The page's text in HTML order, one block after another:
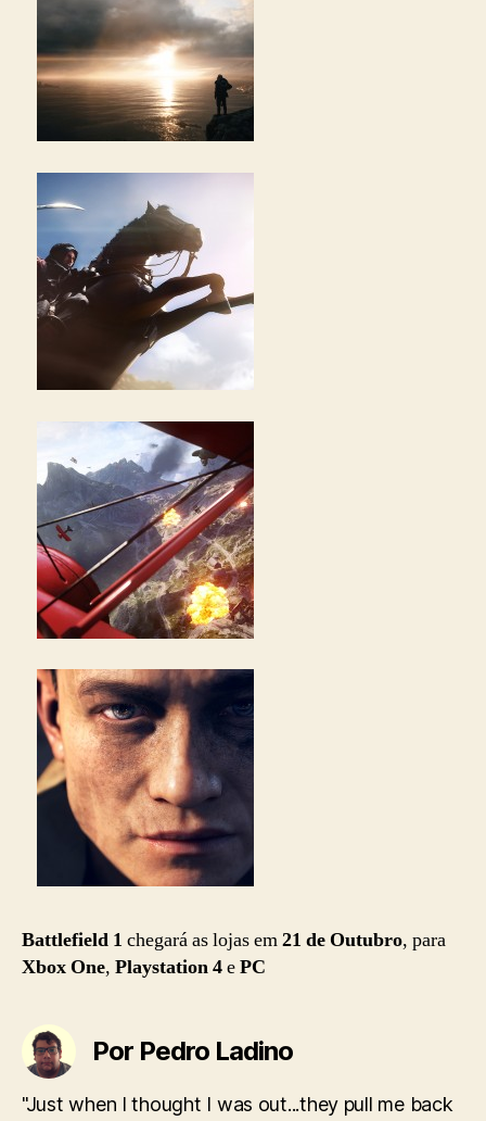
Battlefield 1 chegará as lojas em21 de Outubro, para
Xbox One, Playstation 4ePC
Por Pedro Ladino
"Just when I thought I was out...they pull me back